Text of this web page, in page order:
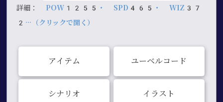
詳細： POW1255・ SPD465・ WIZ37
2…（クリックで開く）
アイテム ユーベルコード
シナリオ イラスト